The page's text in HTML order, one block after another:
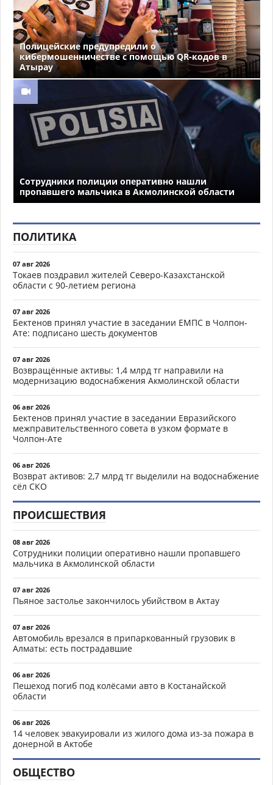
Полицейские предупредили о
кибермошенничестве с помощью QR-кодов в
Атырау
Сотрудники полиции оперативно нашли
пропавшего мальчика в Акмолинской области
ПОЛИТИКА
07 авг 2026
Токаев поздравил жителей Северо-Казахстанской
области с 90-летием региона
07 авг 2026
Бектенов принял участие в заседании ЕМПС в Чолпон-
Ате: подписано шесть документов
07 авг 2026
Возвращённые активы: 1,4 млрд тг направили на
модернизацию водоснабжения Акмолинской области
06 авг 2026
Бектенов принял участие в заседании Евразийского
межправительственного совета в узком формате в
Чолпон-Ате
06 авг 2026
Возврат активов: 2,7 млрд тг выделили на водоснабжение
сёл СКО
ПРОИСШЕСТВИЯ
08 авг 2026
Сотрудники полиции оперативно нашли пропавшего
мальчика в Акмолинской области
07 авг 2026
Пьяное застолье закончилось убийством в Актау
07 авг 2026
Автомобиль врезался в припаркованный грузовик в
Алматы: есть пострадавшие
06 авг 2026
Пешеход погиб под колёсами авто в Костанайской
области
06 авг 2026
14 человек эвакуировали из жилого дома из-за пожара в
донерной в Актобе
ОБЩЕСТВО